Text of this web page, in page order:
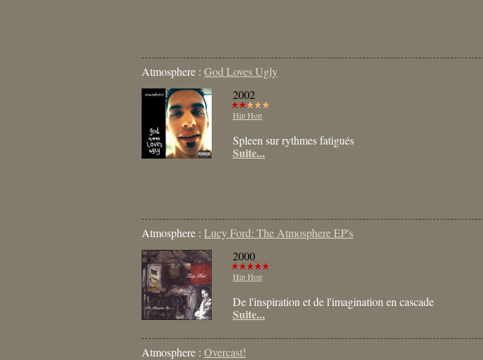
Atmosphere : God Loves Ugly
2002
Hip Hop
Spleen sur rythmes fatigués
Suite...
Atmosphere : Lucy Ford: The Atmosphere EP's
2000
Hip Hop
De l'inspiration et de l'imagination en cascade
Suite...
Atmosphere : Overcast!